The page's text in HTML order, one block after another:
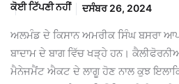
ਕੋਈ ਟਿੱਪਣੀ ਨਹੀਂ ਦਸੰਬਰ 26, 2024
ਅਲਮੰਡ ਦੇ ਕਿਸਾਨ ਅਮਰੀਕ ਸਿੰਘ ਬਸਰਾ
ਬਾਦਾਮ ਦੇ ਬਾਗ ਵਿੱਚ ਖੜ੍ਹੇ ਹਨ।
ਮੈਨੇਜਮੈਂਟ ਐਕਟ ਦੇ ਲਾਗੂ ਹੋਣ ਨਾਲ ਕੁਝ